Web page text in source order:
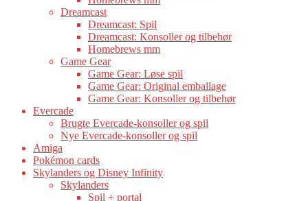
Dreamcast
Dreamcast: Spil
Dreamcast: Konsoller og tilbehør
Homebrews mm
Game Gear
Game Gear: Løse spil
Game Gear: Original emballage
Game Gear: Konsoller og tilbehør
Evercade
Brugte Evercade-konsoller og spil
Nye Evercade-konsoller og spil
Amiga
Pokémon cards
Skylanders og Disney Infinity
Skylanders
Spil + portal